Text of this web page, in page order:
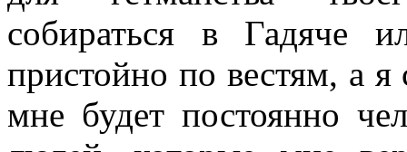
собираться в Гадяче
пристойно по вестям, а
мне будет постоянно